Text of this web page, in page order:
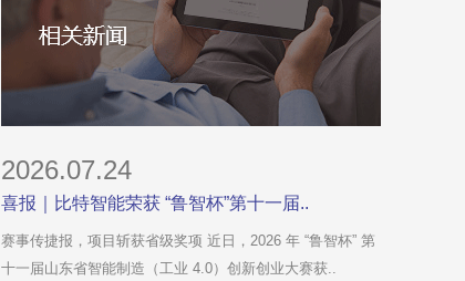
2026.07.24
喜报｜比特智能荣获 “鲁智杯”第十一届..
赛事传捷报，项目斩获省级奖项 近日，2026 年 “鲁智杯” 第
十一届山东省智能制造（工业 4.0）创新创业大赛获..